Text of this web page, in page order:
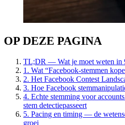
OP DEZE PAGINA
TL;DR — Wat je moet weten in
1. Wat “Facebook-stemmen
2. Het Facebook Contest
3. Hoe Facebook
4. Echte stemming voor
stem detectiepasseert
5. Pacing en timing — de
groei